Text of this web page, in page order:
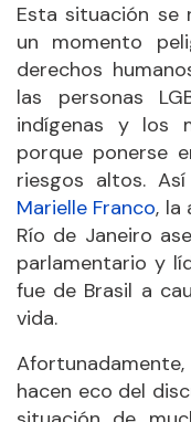
Esta situación se
un momento
derechos
las personas
indígenas y los
porque ponerse
riesgos altos.
Marielle Franco, la
Río de Janeiro
parlamentario y
fue de Brasil a
vida.
hacen eco del